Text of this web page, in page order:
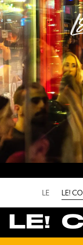
LE LE!
LE!